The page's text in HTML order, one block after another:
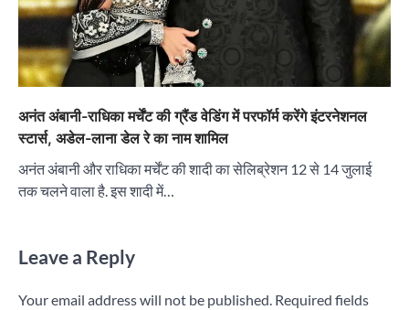
अनंत अंबानी-राधिका मर्चेंट की ग्रैंड वेडिंग में परफॉर्म करेंगे इंटरनेशनल
स्टार्स, अडेल-लाना डेल रे का नाम शामिल
अनंत अंबानी और राधिका मर्चेंट की शादी का सेलिब्रेशन 12 से 14 जुलाई
तक चलने वाला है. इस शादी में…
Leave a Reply
Your email address will not be published. Required fields